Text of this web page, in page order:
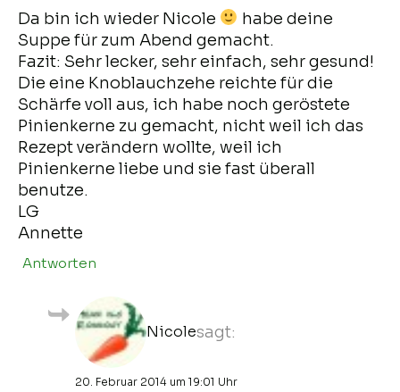
Da bin ich wieder Nicole
habe deine
Suppe für zum Abend gemacht.
Fazit: Sehr lecker, sehr einfach, sehr gesund!
Die eine Knoblauchzehe reichte für die
Schärfe voll aus, ich habe noch geröstete
Pinienkerne zu gemacht, nicht weil ich das
Rezept verändern wollte, weil ich
Pinienkerne liebe und sie fast überall
benutze.
LG
Annette
Antworten
Nicolesagt:
20. Februar 2014 um 19:01 Uhr